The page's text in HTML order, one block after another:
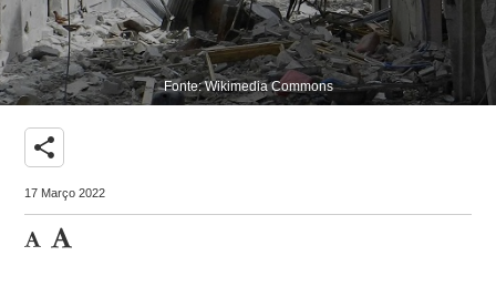
Fonte: Wikimedia Commons
share
17 Março 2022